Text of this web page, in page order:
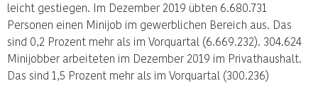
leicht gestiegen. Im Dezember 2019 übten 6.680.731
Personen einen Minijob im gewerblichen Bereich aus. Das
sind 0,2 Prozent mehr als im Vorquartal (6.669.232). 304.624
Minijobber arbeiteten im Dezember 2019 im Privathaushalt.
Das sind 1,5 Prozent mehr als im Vorquartal (300.236)